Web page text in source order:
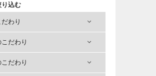
り込む
わり
だわり
だわり